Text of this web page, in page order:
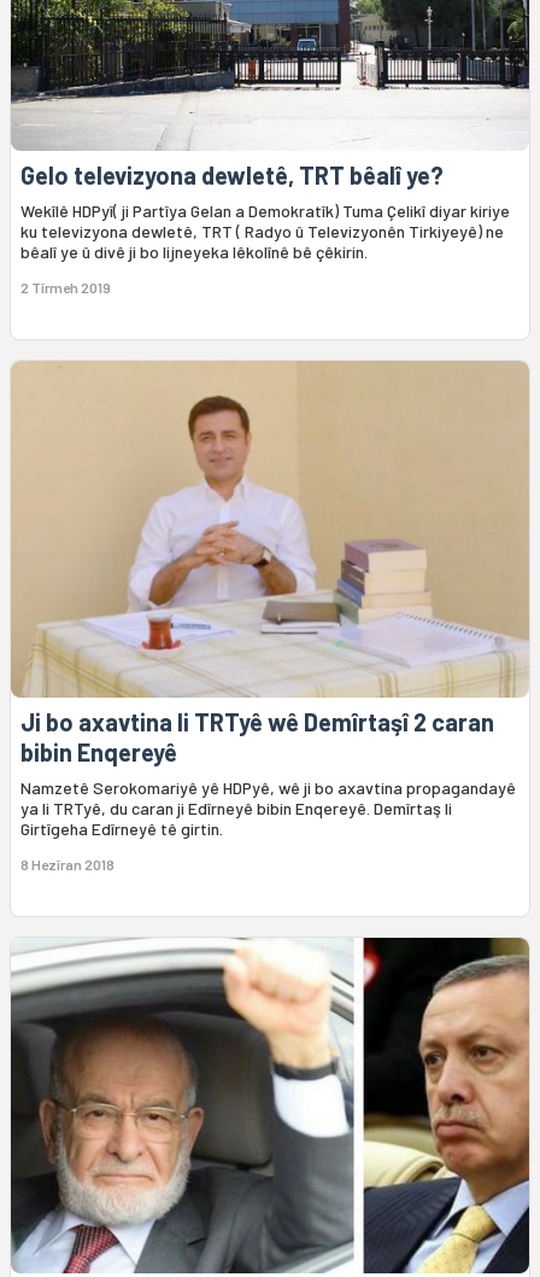
Gelo televizyona dewletê, TRT bêalî ye?
Wekîlê HDPyî( ji Partîya Gelan a Demokratîk) Tuma Çelikî diyar kiriye
ku televizyona dewletê, TRT ( Radyo û Televizyonên Tirkiyeyê) ne
bêalî ye û divê ji bo lijneyeka lêkolînê bê çêkirin.
2 Tîrmeh 2019
Ji bo axavtina li TRTyê wê Demîrtaşî 2 caran
bibin Enqereyê
Namzetê Serokomariyê yê HDPyê, wê ji bo axavtina propagandayê
ya li TRTyê, du caran ji Edîrneyê bibin Enqereyê. Demîrtaş li
Girtîgeha Edîrneyê tê girtin.
8 Hezîran 2018